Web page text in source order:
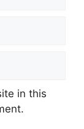
in this